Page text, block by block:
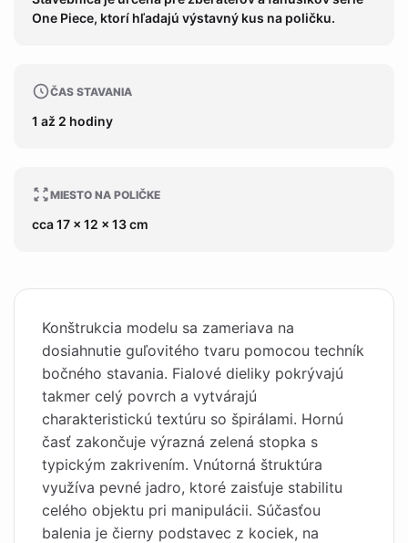
One Piece, ktorí hľadajú výstavný kus na poličku.
ČAS STAVANIA
1 až 2 hodiny
MIESTO NA POLIČKE
cca 17 x 12 x 13 cm
Konštrukcia modelu sa zameriava na
dosiahnutie guľovitého tvaru pomocou techník
bočného stavania. Fialové dieliky pokrývajú
takmer celý povrch a vytvárajú
charakteristickú textúru so špirálami. Hornú
časť zakončuje výrazná zelená stopka s
typickým zakrivením. Vnútorná štruktúra
využíva pevné jadro, ktoré zaisťuje stabilitu
celého objektu pri manipulácii. Súčasťou
balenia je čierny podstavec z kociek, na